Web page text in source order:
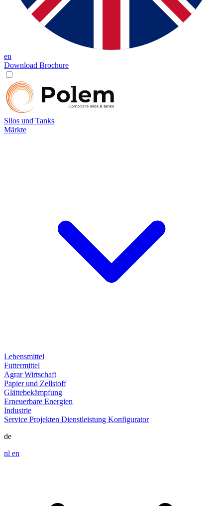
en
Download Brochure
Silos und Tanks
Märkte
Lebensmittel
Futtermittel
Agrar Wirtschaft
Papier und Zellstoff
Glättebekämpfung
Erneuerbare Energien
Industrie
Service Projekten Dienstleistung Konfigurator
de
nl en